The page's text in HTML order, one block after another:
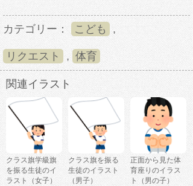
カテゴリー： こども ,
リクエスト , 体育
関連イラスト
クラス旗学級旗
を振る生徒のイ
ラスト（女子）
クラス旗を振る
生徒のイラスト
（男子）
正面から見た体
育座りのイラス
ト（男の子）